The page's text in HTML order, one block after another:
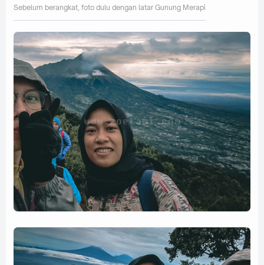
Sebelum berangkat, foto dulu dengan latar Gunung Merapi